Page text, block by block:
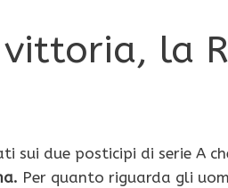
la
sui due posticipi di serie A
Per quanto riguarda gli